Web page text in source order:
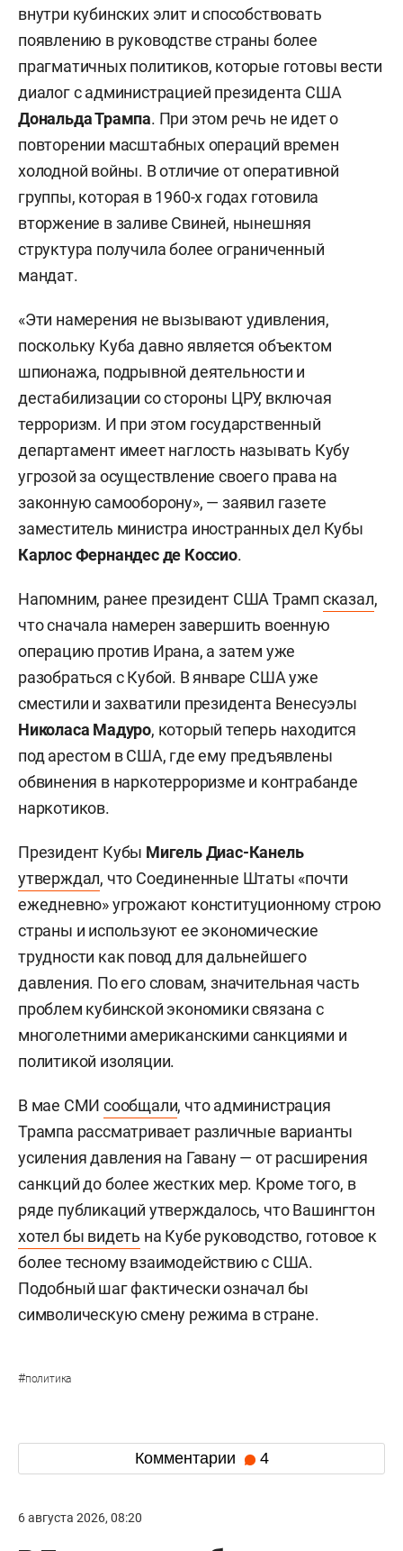
внутри кубинских элит и способствовать
появлению в руководстве страны более
прагматичных политиков, которые готовы вести
диалог с администрацией президента США
Дональда Трампа. При этом речь не идет о
повторении масштабных операций времен
холодной войны. В отличие от оперативной
группы, которая в 1960-х годах готовила
вторжение в заливе Свиней, нынешняя
структура получила более ограниченный
мандат.
«Эти намерения не вызывают удивления,
поскольку Куба давно является объектом
шпионажа, подрывной деятельности и
дестабилизации со стороны ЦРУ, включая
терроризм. И при этом государственный
департамент имеет наглость называть Кубу
угрозой за осуществление своего права на
законную самооборону», — заявил газете
заместитель министра иностранных дел Кубы
Карлос Фернандес де Коссио.
Напомним, ранее президент США Трамп сказал,
что сначала намерен завершить военную
операцию против Ирана, а затем уже
разобраться с Кубой. В январе США уже
сместили и захватили президента Венесуэлы
Николаса Мадуро, который теперь находится
под арестом в США, где ему предъявлены
обвинения в наркотерроризме и контрабанде
наркотиков.
Президент Кубы Мигель Диас-Канель
утверждал, что Соединенные Штаты «почти
ежедневно» угрожают конституционному строю
страны и используют ее экономические
трудности как повод для дальнейшего
давления. По его словам, значительная часть
проблем кубинской экономики связана с
многолетними американскими санкциями и
политикой изоляции.
В мае СМИсообщали, что администрация
Трампа рассматривает различные варианты
усиления давления на Гавану — от расширения
санкций до более жестких мер. Кроме того, в
ряде публикаций утверждалось, что Вашингтон
хотел бы видеть на Кубе руководство, готовое к
более тесному взаимодействию с США.
Подобный шаг фактически означал бы
символическую смену режима в стране.
#политика
Комментарии 4
6 августа 2026, 08:20